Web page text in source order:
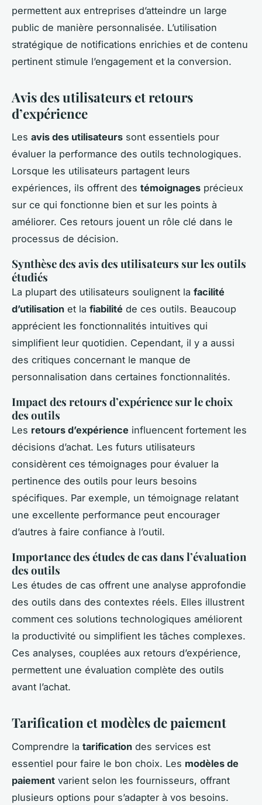
permettent aux entreprises d’atteindre un large
public de manière personnalisée. L’utilisation
stratégique de notifications enrichies et de contenu
pertinent stimule l’engagement et la conversion.
Avis des utilisateurs et retours
d’expérience
Les avis des utilisateurs sont essentiels pour
évaluer la performance des outils technologiques.
Lorsque les utilisateurs partagent leurs
expériences, ils offrent des témoignages précieux
sur ce qui fonctionne bien et sur les points à
améliorer. Ces retours jouent un rôle clé dans le
processus de décision.
Synthèse des avis des utilisateurs sur les outils
étudiés
La plupart des utilisateurs soulignent la facilité
d’utilisation et la fiabilité de ces outils. Beaucoup
apprécient les fonctionnalités intuitives qui
simplifient leur quotidien. Cependant, il y a aussi
des critiques concernant le manque de
personnalisation dans certaines fonctionnalités.
Impact des retours d’expérience sur le choix
des outils
Les retours d’expérience influencent fortement les
décisions d’achat. Les futurs utilisateurs
considèrent ces témoignages pour évaluer la
pertinence des outils pour leurs besoins
spécifiques. Par exemple, un témoignage relatant
une excellente performance peut encourager
d’autres à faire confiance à l’outil.
Importance des études de cas dans l’évaluation
des outils
Les études de cas offrent une analyse approfondie
des outils dans des contextes réels. Elles illustrent
comment ces solutions technologiques améliorent
la productivité ou simplifient les tâches complexes.
Ces analyses, couplées aux retours d’expérience,
permettent une évaluation complète des outils
avant l’achat.
Tarification et modèles de paiement
Comprendre la tarification des services est
essentiel pour faire le bon choix. Les modèles de
paiement varient selon les fournisseurs, offrant
plusieurs options pour s’adapter à vos besoins.